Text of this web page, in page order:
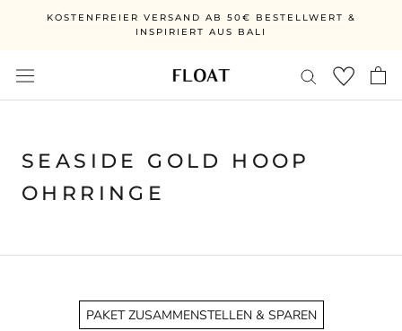
KOSTENFREIER VERSAND AB 50€ BESTELLWERT &
INSPIRIERT AUS BALI
SEASIDE GOLD HOOP
OHRRINGE
PAKET ZUSAMMENSTELLEN & SPAREN